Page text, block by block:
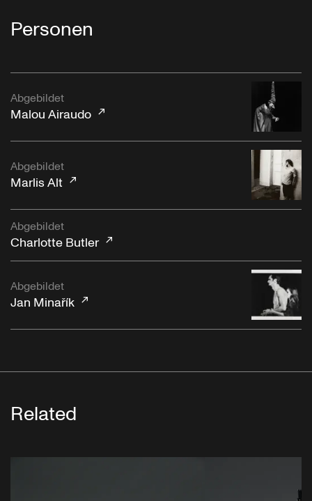
Personen
Abgebildet
Malou Airaudo
Abgebildet
Marlis Alt
Abgebildet
Charlotte Butler
Abgebildet
Jan Minařík
Related